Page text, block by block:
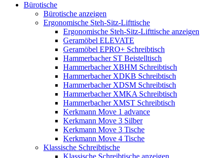
Bürotische
Bürotische anzeigen
Ergonomische Steh-Sitz-Lifttische
Ergonomische Steh-Sitz-Lifttische anzeigen
Geramöbel ELEVATE
Geramöbel EPRO+ Schreibtisch
Hammerbacher ST Beistelltisch
Hammerbacher XBHM Schreibtisch
Hammerbacher XDKB Schreibtisch
Hammerbacher XDSM Schreibtisch
Hammerbacher XMKA Schreibtisch
Hammerbacher XMST Schreibtisch
Kerkmann Move 1 advance
Kerkmann Move 3 Silber
Kerkmann Move 3 Tische
Kerkmann Move 4 Tische
Klassische Schreibtische
Klassische Schreibtische anzeigen